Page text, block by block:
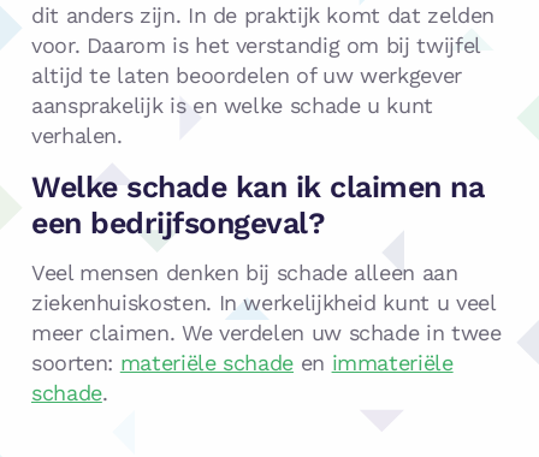
dit anders zijn. In de praktijk komt dat zelden
voor. Daarom is het verstandig om bij twijfel
altijd te laten beoordelen of uw werkgever
aansprakelijk is en welke schade u kunt
verhalen.
Welke schade kan ik claimen na
een bedrijfsongeval?
Veel mensen denken bij schade alleen aan
ziekenhuiskosten. In werkelijkheid kunt u veel
meer claimen. We verdelen uw schade in twee
soorten: materiële schade en immateriële
schade.